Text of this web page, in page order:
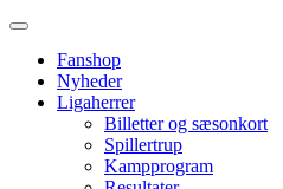
Fanshop
Nyheder
Ligaherrer
Billetter og sæsonkort
Spillertrup
Kampprogram